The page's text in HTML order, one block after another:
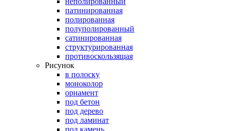
патинированная
полированная
полуполированный
сатинированная
структурированная
противоскользящая
Рисунок
в полоску
моноколор
орнамент
под бетон
под дерево
под ламинат
под камень